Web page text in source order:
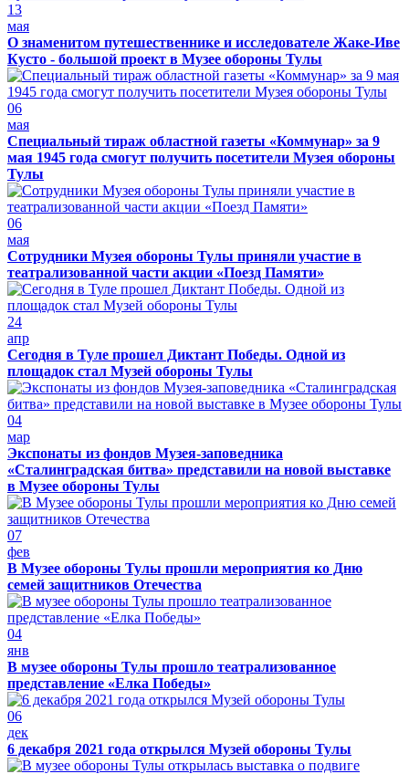
13
мая
О знаменитом путешественнике и исследователе Жаке-Иве
Кусто - большой проект в Музее обороны Тулы
06
мая
Специальный тираж областной газеты «Коммунар» за 9
мая 1945 года смогут получить посетители Музея обороны
Тулы
06
мая
Сотрудники Музея обороны Тулы приняли участие в
театрализованной части акции «Поезд Памяти»
24
апр
Сегодня в Туле прошел Диктант Победы. Одной из
площадок стал Музей обороны Тулы
04
мар
Экспонаты из фондов Музея-заповедника
«Сталинградская битва» представили на новой выставке
в Музее обороны Тулы
07
фев
В Музее обороны Тулы прошли мероприятия ко Дню
семей защитников Отечества
04
янв
В музее обороны Тулы прошло театрализованное
представление «Елка Победы»
06
дек
6 декабря 2021 года открылся Музей обороны Тулы